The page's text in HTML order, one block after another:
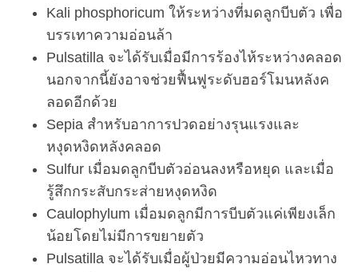
Kali phosphoricum ให้ระหว่างที่มดลูกบีบตัว เพื่อ
บรรเทาความอ่อนล้า
Pulsatilla จะได้รับเมื่อมีการร้องไห้ระหว่างคลอด
นอกจากนี้ยังอาจช่วยฟื้นฟูระดับฮอร์โมนหลังค
ลอดอีกด้วย
Sepia สำหรับอาการปวดอย่างรุนแรงและ
หงุดหงิดหลังคลอด
Sulfur เมื่อมดลูกบีบตัวอ่อนลงหรือหยุด และเมื่อ
รู้สึกกระสับกระส่ายหงุดหงิด
Caulophylum เมื่อมดลูกมีการบีบตัวแค่เพียงเล็ก
น้อยโดยไม่มีการขยายตัว
Pulsatilla จะได้รับเมื่อผู้ป่วยมีความอ่อนไหวทาง